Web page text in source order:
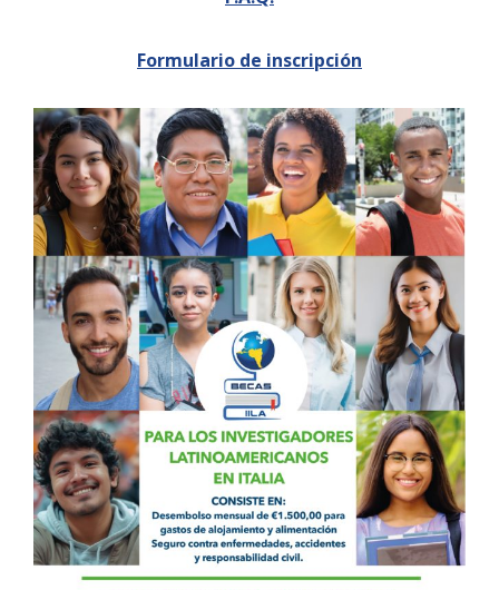
MEDIOS
Fotos
Vídeos
Audios
BIBLIOTECA
Biblioteca
Publicaciones
OPORTUNIDADES
Convocatorias
Formulario de inscripción